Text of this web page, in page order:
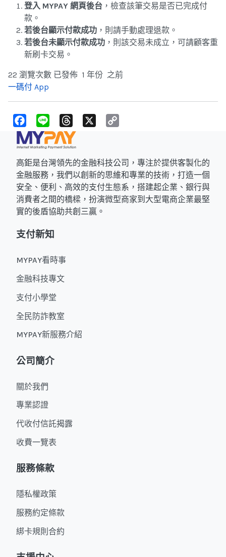
登入 MYPAY 網頁後台 ，檢查該筆交易是否已完成付
款。
若後台顯示付款成功 ，則請手動處理退款。
若後台未顯示付款成功 ，則該交易未成立，可請顧客重
新刷卡交易。
22 瀏覽次數 已發佈 1 年份 之前
一碼付 App
c
e
b
o
o
k
n
e
r
a
d
s
i
n
k
高鉅是台灣領先的金融科技公司，專注於提供客製化的
金融服務，我們以創新的思維和專業的技術，打造一個
安全、便利、高效的支付生態系，搭建起企業、銀行與
消費者之間的橋樑，扮演微型商家到大型電商企業最堅
實的後盾協助共創三贏。
支付新知
MYPAY看時事
金融科技專文
支付小學堂
全民防詐教室
MYPAY新服務介紹
公司簡介
關於我們
專業認證
代收付信託揭露
收費一覽表
服務條款
隱私權政策
服務約定條款
綁卡規則合約